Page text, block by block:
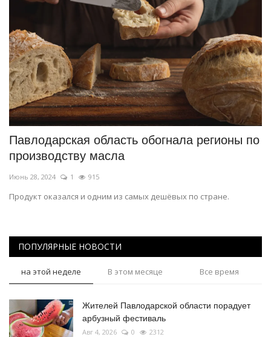
Павлодарская область обогнала регионы по
производству масла
Июнь 28, 2024 1 915
Продукт оказался и одним из самых дешёвых по стране.
ПОПУЛЯРНЫЕ НОВОСТИ
на этой неделе В этом месяце Все время
Жителей Павлодарской области порадует
арбузный фестиваль
Авг 4, 2026 0 2312